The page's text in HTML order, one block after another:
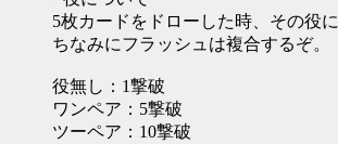
5枚カードをドローした時、その役
ちなみにフラッシュは複合するぞ。
役無し：1撃破
ワンペア：5撃破
ツーペア：10撃破